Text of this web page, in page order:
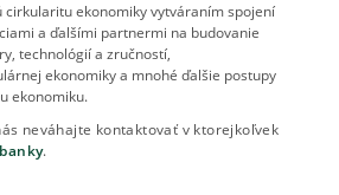
cirkularitu ekonomiky vytváraním spojení
a ďalšími partnermi na budovanie
technológií a zručností,
ekonomiky a mnohé ďalšie postupy
ekonomiku.
neváhajte kontaktovať v ktorejkoľvek
.